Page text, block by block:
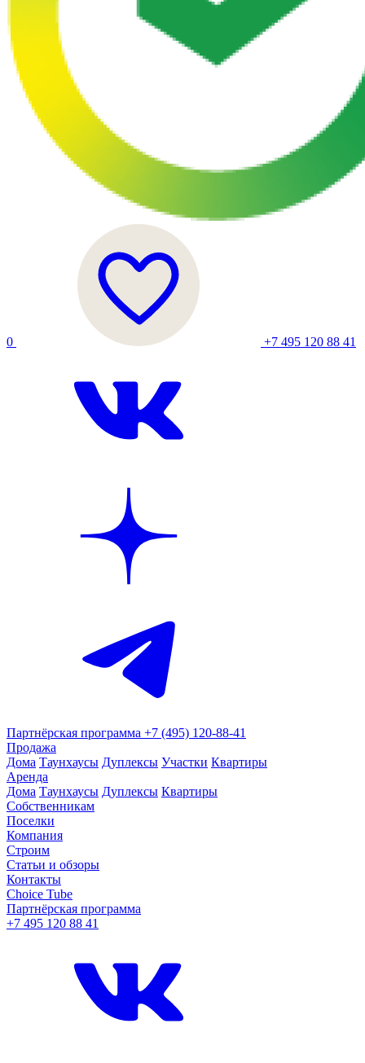
0 +7 495 120 88 41
Партнёрская программа +7 (495) 120-88-41
Продажа
Дома Таунхаусы Дуплексы Участки Квартиры
Аренда
Дома Таунхаусы Дуплексы Квартиры
Собственникам
Поселки
Компания
Строим
Статьи и обзоры
Контакты
Choice Tube
Партнёрская программа
+7 495 120 88 41